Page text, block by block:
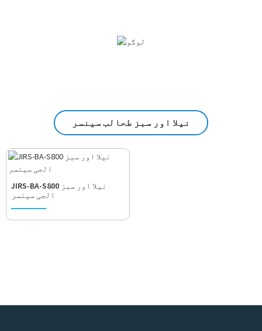
نیلا اور سبز طحالب سینسر
JIRS-BA-S800 نیلا اور سبز
الجی سینسر